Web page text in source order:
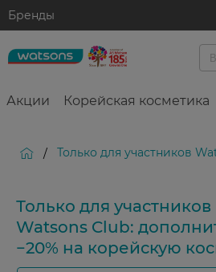
Бренды
Акции Корейская косметика
/ Только для участников
Только для участников
Watsons Club:
−20% на корейскую